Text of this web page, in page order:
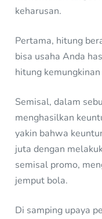
keharusan.
Pertama, hitung
bisa usaha Anda
hitung
Semisal, dalam
menghasilkan
yakin bahwa
juta dengan
semisal promo,
jemput bola.
Di samping upaya